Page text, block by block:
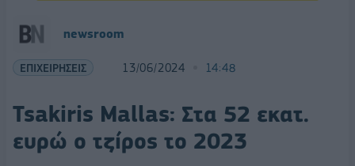
newsroom
ΕΠΙΧΕΙΡΗΣΕΙΣ 13/06/2024 14:48
Tsakiris Mallas: Στα 52 εκατ.
ευρώ ο τζίρος το 2023